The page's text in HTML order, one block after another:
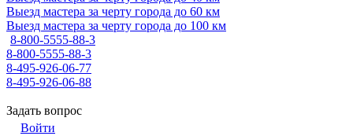
Выезд мастера за черту города до 60 км
Выезд мастера за черту города до 100 км
8-800-5555-88-3
8-800-5555-88-3
8-495-926-06-77
8-495-926-06-88
Задать вопрос
Войти